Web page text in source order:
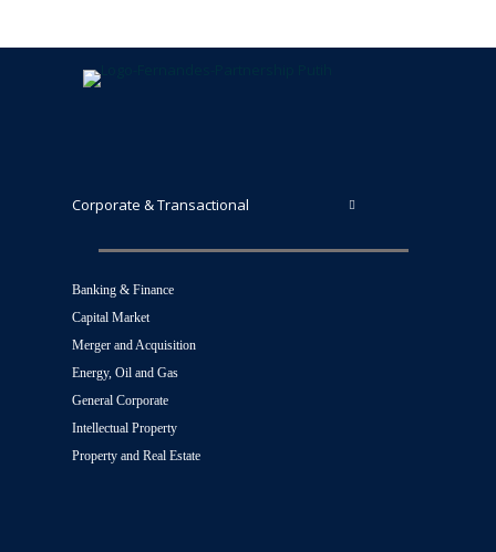
Corporate & Transactional
Banking & Finance
Capital Market
Merger and Acquisition
Energy, Oil and Gas
General Corporate
Intellectual Property
Property and Real Estate